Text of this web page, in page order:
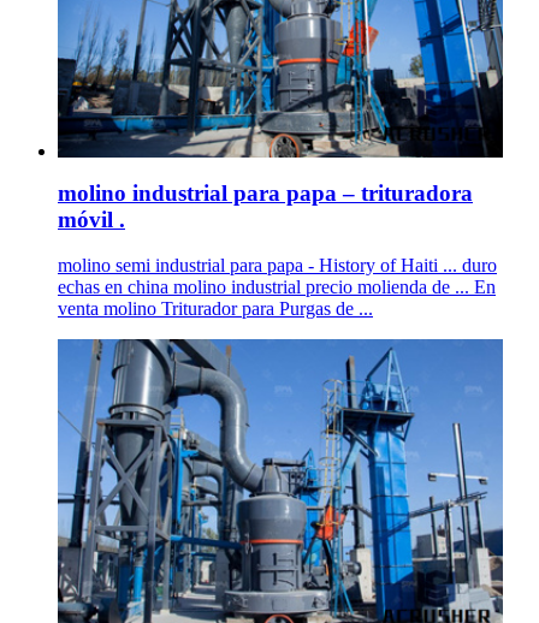
molino industrial para papa – trituradora
móvil .
molino semi industrial para papa - History of Haiti ... duro
echas en china molino industrial precio molienda de ... En
venta molino Triturador para Purgas de ...